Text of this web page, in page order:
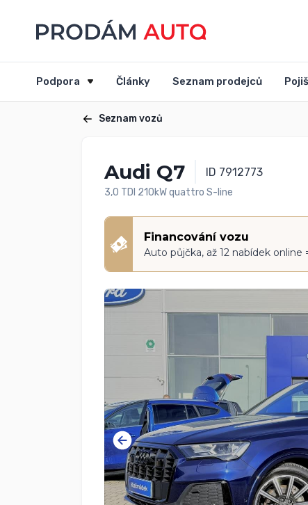
Podpora Články Seznam prodejců
Seznam vozů
Audi Q7 ID 7912773
3,0 TDI 210kW quattro S-line
Financování vozu
Auto půjčka, až 12 nabídek online